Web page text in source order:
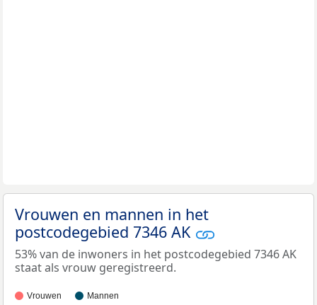
Vrouwen en mannen in het
postcodegebied 7346 AK
53% van de inwoners in het postcodegebied 7346 AK
staat als vrouw geregistreerd.
Vrouwen Mannen